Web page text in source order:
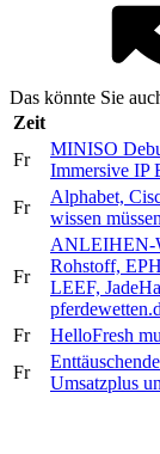
Das könnte Sie
Zeit
Fr
MINISO
Immersive IP
Fr
Alphabet,
wissen
Fr
ANLEIHEN-
Rohstoff,
LEEF,
Fr
HelloFresh
Fr
Umsatzplus